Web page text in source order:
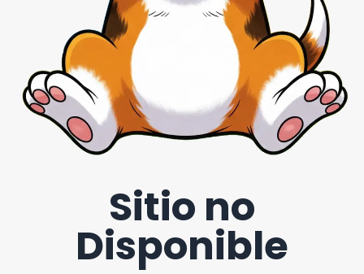
Sitio no
Disponible